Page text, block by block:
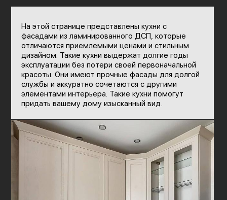
На этой странице представлены кухни с
фасадами из ламинированного ДСП, которые
отличаются приемлемыми ценами и стильным
дизайном. Такие кухни выдержат долгие годы
эксплуатации без потери своей первоначальной
красоты. Они имеют прочные фасады для долгой
службы и аккуратно сочетаются с другими
элементами интерьера. Такие кухни помогут
придать вашему дому изысканный вид.